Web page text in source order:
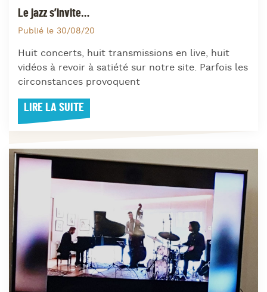
Le jazz s’invite…
Publié le 30/08/20
Huit concerts, huit transmissions en live, huit
vidéos à revoir à satiété sur notre site. Parfois les
circonstances provoquent
LIRE LA SUITE